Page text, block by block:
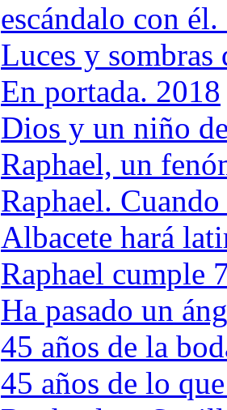
escándalo con
Luces y
En portada. 2018
Dios y un niño
Raphael, un
Raphael.
Albacete hará
Raphael cumple
Ha pasado un
45 años de la
45 años de lo